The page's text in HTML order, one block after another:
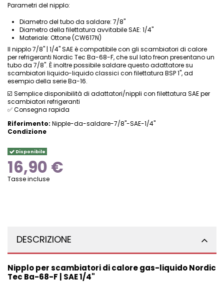
Parametri del nipplo:
Diametro del tubo da saldare: 7/8"
Diametro della filettatura avvitabile SAE: 1/4"
Materiale: Ottone (CW617N)
Il nipplo 7/8" | 1/4" SAE è compatibile con gli scambiatori di calore
per refrigeranti Nordic Tec Ba-68-F, che sul lato freon presentano un
tubo da 7/8". È inoltre possibile saldare questo adattatore su
scambiatori liquido-liquido classici con filettatura BSP 1", ad
esempio della serie Ba-16.
☑️ Semplice disponibilità di adattatori/nippli con filettatura SAE per
scambiatori refrigeranti
✅ Consegna rapida
Riferimento: Nipple-da-saldare-7/8"-SAE-1/4"
Condizione
Disponibile
16,90 €
Tasse incluse
DESCRIZIONE
Nipplo per scambiatori di calore gas-liquido Nordic
Tec Ba-68-F | SAE 1/4"